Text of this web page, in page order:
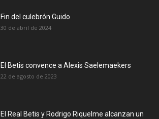
Fin del culebrón Guido
30 de abril de 2024
El Betis convence a Alexis Saelemaekers
22 de agosto de 2023
El Real Betis y Rodrigo Riquelme alcanzan un